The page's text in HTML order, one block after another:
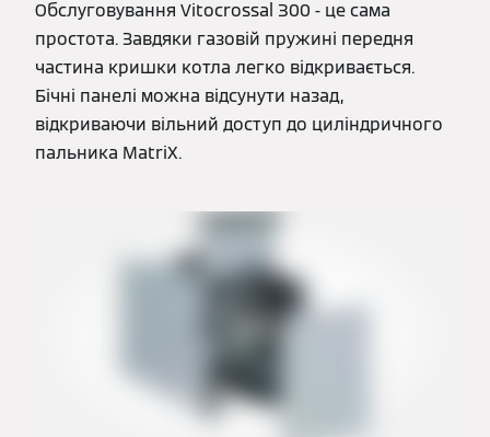
Обслуговування Vitocrossal 300 - це сама
простота. Завдяки газовій пружині передня
частина кришки котла легко відкривається.
Бічні панелі можна відсунути назад,
відкриваючи вільний доступ до циліндричного
пальника MatriX.